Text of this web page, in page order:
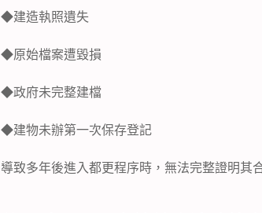
◆建造執照遺失
◆原始檔案遭毀損
◆政府未完整建檔
◆建物未辦第一次保存登記
導致多年後進入都更程序時，無法完整證明其